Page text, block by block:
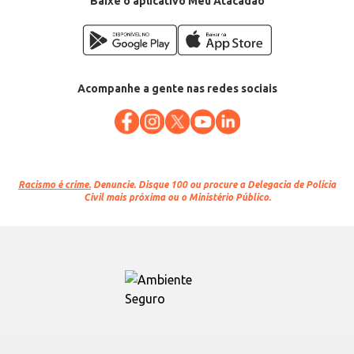
Acompanhe a gente nas redes sociais
Racismo é crime. Denuncie. Disque 100 ou procure a Delegacia de Polícia
Civil mais próxima ou o Ministério Público.